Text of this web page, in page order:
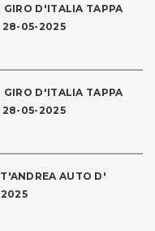
GIRO D'ITALIA TAPPA
28-05-2025
GIRO D'ITALIA TAPPA
28-05-2025
AUTO D'